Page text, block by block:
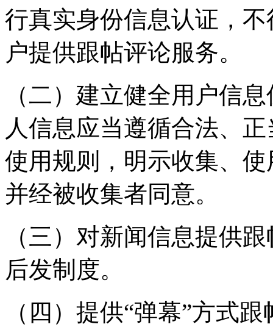
行真实身份信息认证，
户提供跟帖评论服务。
（二）建立健全用户信
人信息应当遵循合法、
使用规则，明示收集、
并经被收集者同意。
（三）对新闻信息提供
后发制度。
（四）提供“弹幕”方式